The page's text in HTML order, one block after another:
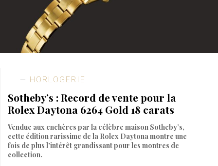
HORLOGERIE
Sotheby’s : Record de vente pour la
Rolex Daytona 6264 Gold 18 carats
Vendue aux enchères par la célèbre maison Sotheby’s,
cette édition rarissime de la Rolex Daytona montre une
fois de plus l’intérêt grandissant pour les montres de
collection.